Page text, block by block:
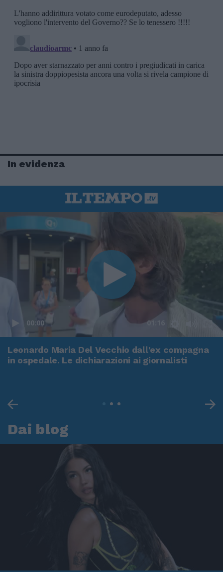
In evidenza
00:00 01:16
Leonardo Maria Del Vecchio dall'ex compagna
in ospedale. Le dichiarazioni ai giornalisti
Dai blog